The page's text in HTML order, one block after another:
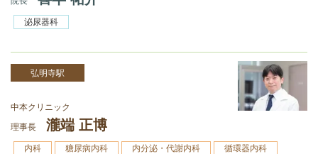
泌尿器科
弘明寺駅
中本クリニック
理事長
瀧端 正博
内科 糖尿病内科 内分泌・代謝内科
循環器内科